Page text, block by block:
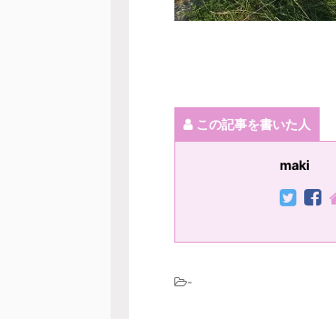
この記事を書いた人
maki
-